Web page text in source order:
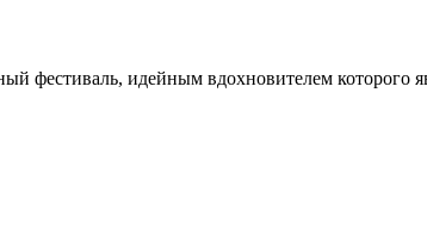
фестиваль, идейным вдохновителем которого